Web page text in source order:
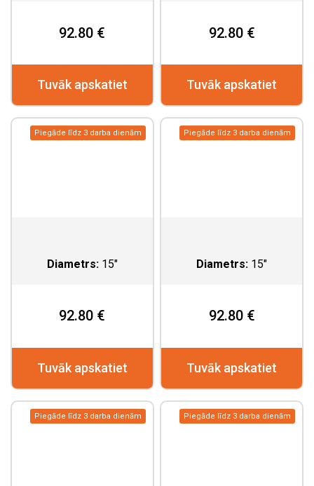
92.80 €
Tuvāk apskatiet
92.80 €
Tuvāk apskatiet
Piegāde līdz 3 darba dienām
Diametrs:15"
92.80 €
Tuvāk apskatiet
Piegāde līdz 3 darba dienām
Diametrs: 15"
92.80 €
Tuvāk apskatiet
Piegāde līdz 3 darba dienām Piegāde līdz 3 darba dienām